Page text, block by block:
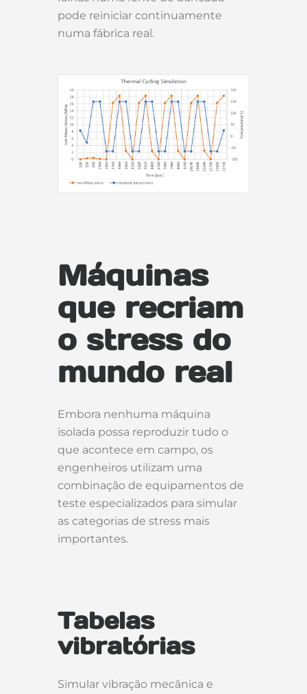
pode reiniciar continuamente
numa fábrica real.
Máquinas
que recriam
o stress do
mundo real
Embora nenhuma máquina
isolada possa reproduzir tudo o
que acontece em campo, os
engenheiros utilizam uma
combinação de equipamentos de
teste especializados para simular
as categorias de stress mais
importantes.
Tabelas
vibratórias
Simular vibração mecânica e